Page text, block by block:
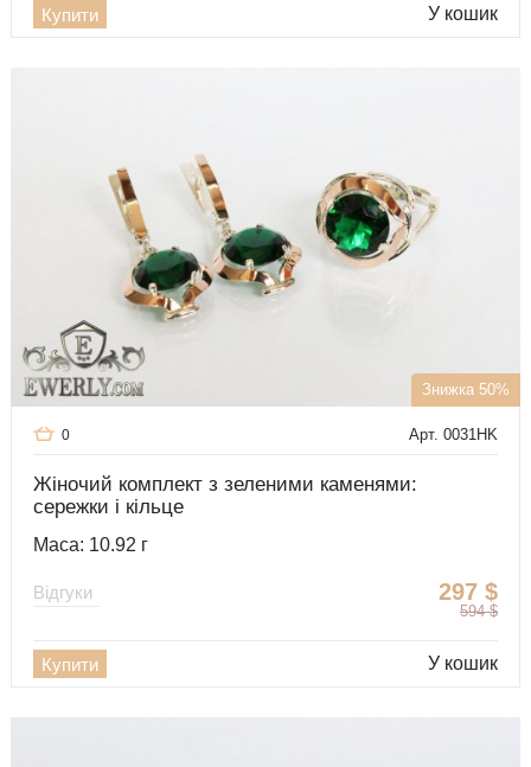
Купити У кошик
Знижка 50%
Арт. 0031HK
0
Жіночий комплект з зеленими каменями:
сережки і кільце
Маса: 10.92 г
297 $
594 $
Відгуки
Купити У кошик